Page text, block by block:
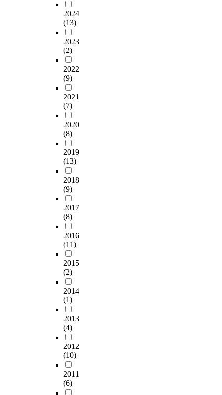
2024
(13)
2023
(2)
2022
(9)
2021
(7)
2020
(8)
2019
(13)
2018
(9)
2017
(8)
2016
(11)
2015
(2)
2014
(1)
2013
(4)
2012
(10)
2011
(6)